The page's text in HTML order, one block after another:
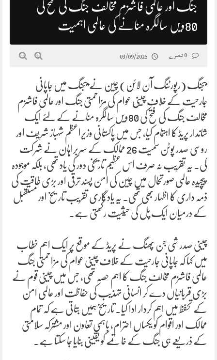
جنگ اور عالمی فاشزم مخالف جنگ کی فتح کی
80ویں سالگرہ منانے کی عالمی اہمیت
03/09/2025
بیجنگ (رپورٹنگ آن لائن) چین نے بیجنگ میں جاپانی
جارحیت کے خلاف چینی عوام کی مزاحمتی جنگ اور عالمی فاشزم
مخالف جنگ کی فتح کی 80ویں سالگرہ منانے کے لئے ایک
شاندار پریڈ کا اہتمام کیا، جس میں پاکستانی وزیراعظم شہباز شریف اور
روسی صدر پوٹن سمیت 26 ممالک کے سربراہان نے شرکت
کی۔ یہ تقریب نہ صرف اس عظیم تاریخی دور کی یاد تھی، بلکہ موجودہ
پیچیدہ عالمی صورتحال میں چین کی امن پسند ترقی اور بڑی طاقت کی
ذمہ داری کا اظہار بھی تھی۔ یہ یادگاری تقریب تاریخ اور مستقبل
کے درمیان ایک پل کی حیثیت رکھتی ہے۔
چینی صدر شی جن پھنگ نے پریڈ کے موقع پر ایک اہم خطاب
میں کہا کہ جاپانی جارحیت کے خلاف چینی عوام کی مزاحمتی جنگ
عالمی فاشزم مخالف جنگ کا اہم حصہ تھی، جس میں چینی قوم نے
بڑی قربانیاں دے کر انسانی تہذیب کی حفاظت اور عالمی امن
کے تحفظ میں اہم کردار ادا کیا۔ تاریخ ہمیں بتاتی ہے کہ تمام
ممالک اور اقوام کو یکساں احترام، باہمی تعاون اور مشترکہ سلامتی
کے ذریعے ہی جنگ کے خاتمے کو یقینی بنایا جا سکتا ہے۔